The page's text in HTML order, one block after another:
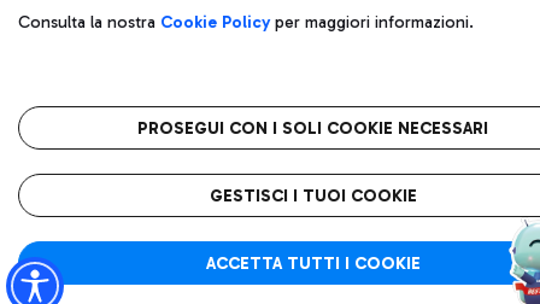
Consulta la nostra Cookie Policyper maggiori informazioni.
PROSEGUI CON I SOLI COOKIE NECESSARI
GESTISCI I TUOI COOKIE
ACCETTA TUTTI I COOKIE